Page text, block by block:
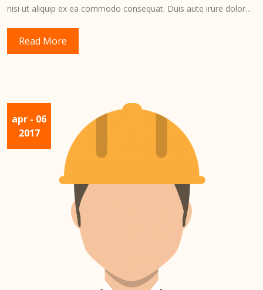
nisi ut aliquip ex ea commodo consequat. Duis aute irure dolor…
Read More
apr - 06
2017